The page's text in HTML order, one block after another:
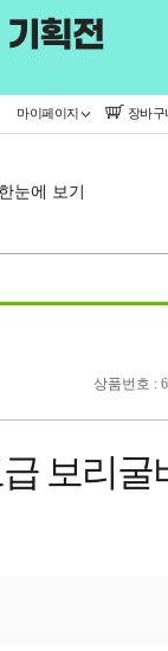
마이페이지 장바구
눈에 보기
상품번호 :
보리굴